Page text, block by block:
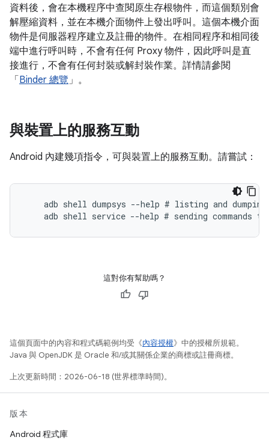
資料後，會在本機程序中查閱原生存根物件，而這個類別會
解壓縮資料，並在本機介面物件上發出呼叫。這個本機介面
物件是伺服器程序建立及註冊的物件。在相同程序和相同後
端中進行呼叫時，不會有任何 Proxy 物件，因此呼叫是直
接進行，不會有任何封裝或解封裝作業。詳情請參閱
「 Binder 總覽」。
與裝置上的服務互動
Android 內建幾項指令，可與裝置上的服務互動。請嘗試：
adb shell dumpsys --help # listing and
這對你有幫助嗎？
這個頁面中的內容和程式碼範例均受《內容授權》中的授權所規範。
Java 與 OpenJDK 是 Oracle 和/或其關係企業的商標或註冊商標。
上次更新時間：2026-06-18 (世界標準時間)。
版本
Android 程式庫